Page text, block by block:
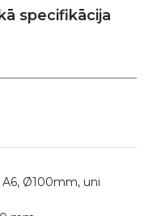
specifikācija
Ø100mm, uni